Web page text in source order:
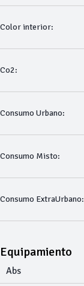
Color interior:
Co2:
Consumo Urbano:
Consumo Misto:
Consumo ExtraUrbano:
Equipamiento
Abs